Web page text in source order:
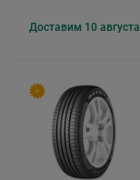
Доставим 10 августа